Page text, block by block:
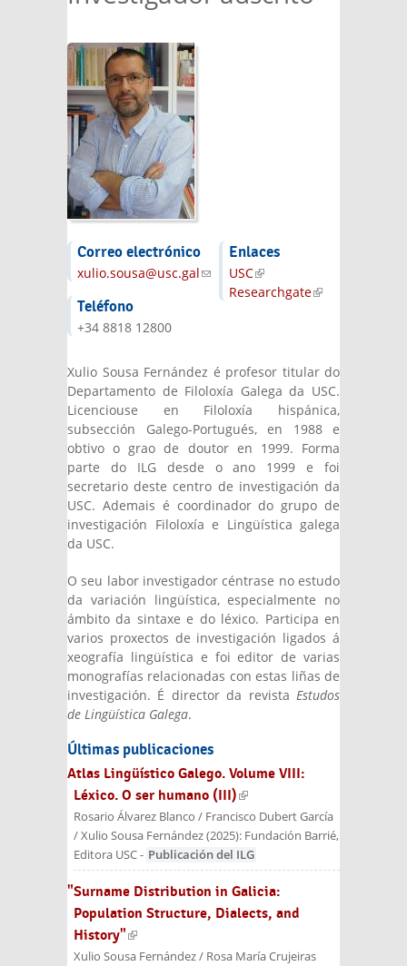
Correo electrónico
xulio.sousa@usc.gal(link sends e-mail)
Teléfono
+34 8818 12800
Enlaces
USC(link is
external)
Researchgate(link is
Xulio Sousa Fernández é profesor titular do
Departamento de Filoloxía Galega da USC.
Licenciouse en Filoloxía hispánica,
subsección Galego-Portugués, en 1988 e
obtivo o grao de doutor en 1999. Forma
parte do ILG desde o ano 1999 e foi
secretario deste centro de investigación da
USC. Ademais é coordinador do grupo de
investigación Filoloxía e Lingüística galega
da USC.
O seu labor investigador céntrase no estudo
da variación lingüística, especialmente no
ámbito da sintaxe e do léxico. Participa en
varios proxectos de investigación ligados á
xeografía lingüística e foi editor de varias
monografías relacionadas con estas liñas de
investigación. É director da revista Estudos
de Lingüística Galega.
Últimas publicaciones
Atlas Lingüístico Galego. Volume VIII:
Léxico. O ser humano (III)(link is external)
Rosario Álvarez Blanco / Francisco Dubert García
/ Xulio Sousa Fernández(2025): Fundación Barrié,
Editora USC- Publicación del ILG
"Surname Distribution in Galicia:
Population Structure, Dialects, and
History"(link is external)
Xulio Sousa Fernández / Rosa María Crujeiras